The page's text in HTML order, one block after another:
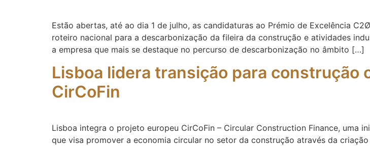
Estão abertas, até ao dia 1 de julho, as candidaturas ao Prémio de Excelência
roteiro nacional para a descarbonização da fileira da construção e atividades
a empresa que mais se destaque no percurso de descarbonização no âmbito […]
Lisboa lidera transição para construção
CirCoFin
Lisboa integra o projeto europeu CirCoFin – Circular Construction Finance, uma
que visa promover a economia circular no setor da construção através da